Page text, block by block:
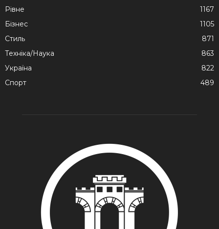
Рівне
1167
Бізнес
1105
Стиль
871
Техніка/Наука
863
Україна
822
Спорт
489